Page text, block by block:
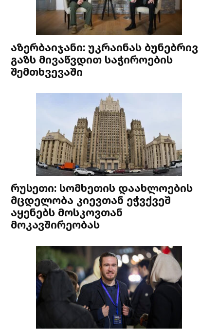
აზერბაიჯანი: უკრაინას ბუნებრივ
გაზს მივაწვდით საჭიროების
შემთხვევაში
რუსეთი: სომხეთის დაახლოების
მცდელობა კიევთან ეჭვქვეშ
აყენებს მოსკოვთან
მოკავშირეობას